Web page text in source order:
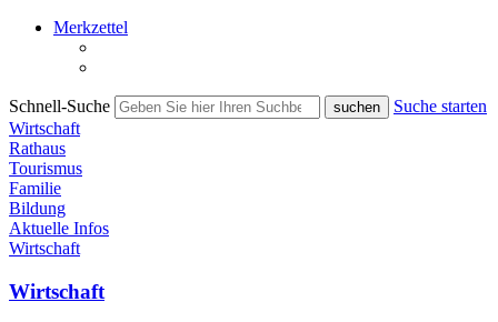
Merkzettel
Schnell-Suche
Suche starten
Wirtschaft
Rathaus
Tourismus
Familie
Bildung
Aktuelle Infos
Wirtschaft
Wirtschaft